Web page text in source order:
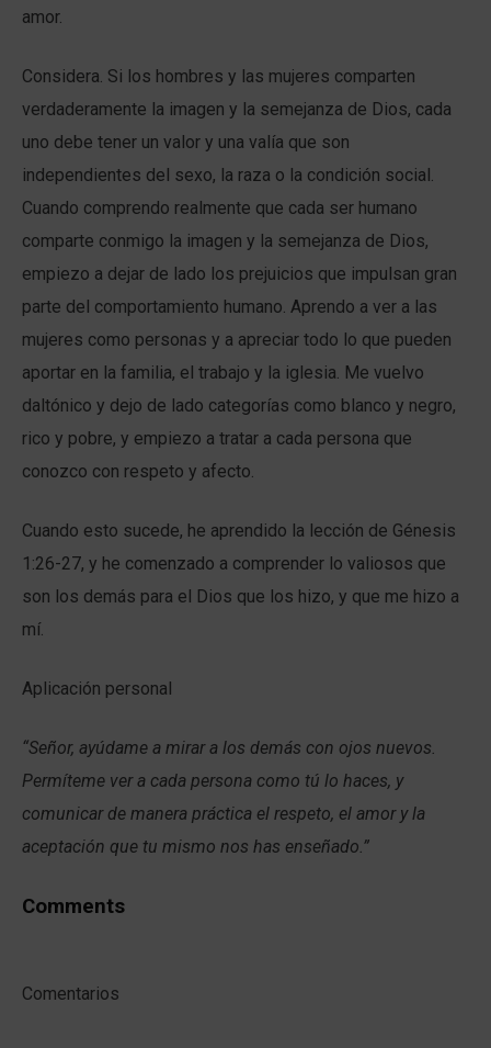
amor.
Considera. Si los hombres y las mujeres comparten
verdaderamente la imagen y la semejanza de Dios, cada
uno debe tener un valor y una valía que son
independientes del sexo, la raza o la condición social.
Cuando comprendo realmente que cada ser humano
comparte conmigo la imagen y la semejanza de Dios,
empiezo a dejar de lado los prejuicios que impulsan gran
parte del comportamiento humano. Aprendo a ver a las
mujeres como personas y a apreciar todo lo que pueden
aportar en la familia, el trabajo y la iglesia. Me vuelvo
daltónico y dejo de lado categorías como blanco y negro,
rico y pobre, y empiezo a tratar a cada persona que
conozco con respeto y afecto.
Cuando esto sucede, he aprendido la lección de Génesis
1:26-27, y he comenzado a comprender lo valiosos que
son los demás para el Dios que los hizo, y que me hizo a
mí.
Aplicación personal
“Señor, ayúdame a mirar a los demás con ojos nuevos.
Permíteme ver a cada persona como tú lo haces, y
comunicar de manera práctica el respeto, el amor y la
aceptación que tu mismo nos has enseñado.”
Comments
Comentarios